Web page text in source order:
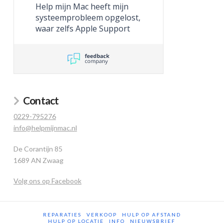
Help mijn Mac heeft mijn
systeemprobleem opgelost,
waar zelfs Apple Support
Contact
0229-795276
info@helpmijnmac.nl
De Corantijn 85
1689 AN Zwaag
Volg ons op Facebook
REPARATIES VERKOOP
HULP OP AFSTAND
HULP OP LOCATIE
INFO NIEUWSBRIEF